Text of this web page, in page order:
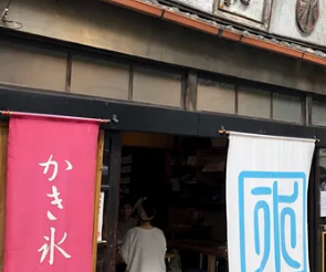
映像・映画
ビジネス・起業
まちづくり・地域活性化